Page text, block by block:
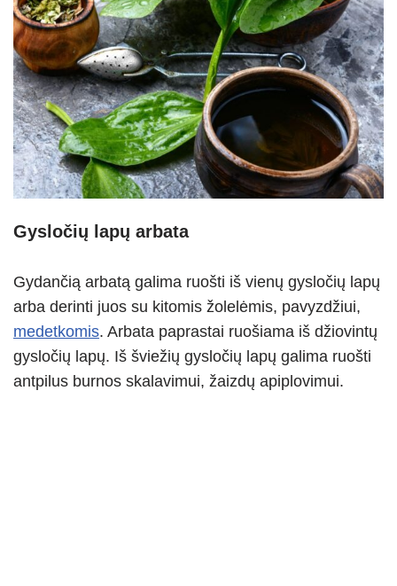
Gysločių lapų arbata
Gydančią arbatą galima ruošti iš vienų gysločių lapų
arba derinti juos su kitomis žolelėmis, pavyzdžiui,
medetkomis. Arbata paprastai ruošiama iš džiovintų
gysločių lapų. Iš šviežių gysločių lapų galima ruošti
antpilus burnos skalavimui, žaizdų apiplovimui.